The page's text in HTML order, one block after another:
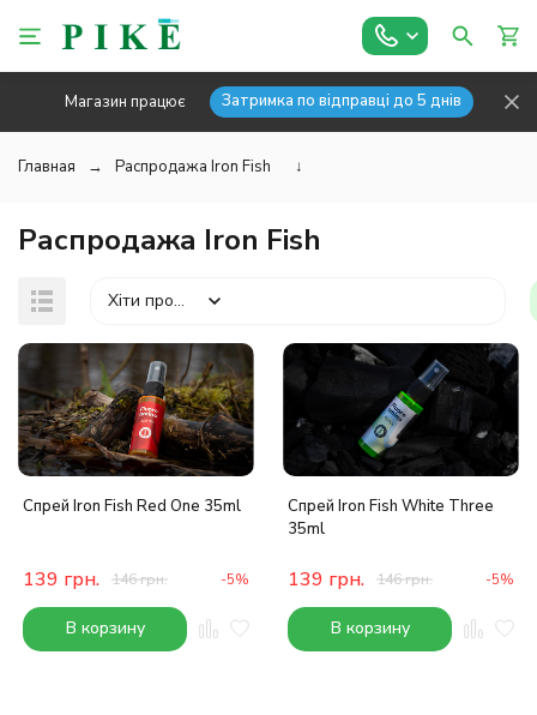
Магазин працює Затримка по відправці до 5 днів
Главная Распродажа Iron Fish ↓
Распродажа Iron Fish
Хіти продажів
Спрей Iron Fish Red One 35ml
139 грн. 146грн. -5%
В корзину
Спрей Iron Fish White Three
35ml
139 грн. 146грн. -5%
В корзину